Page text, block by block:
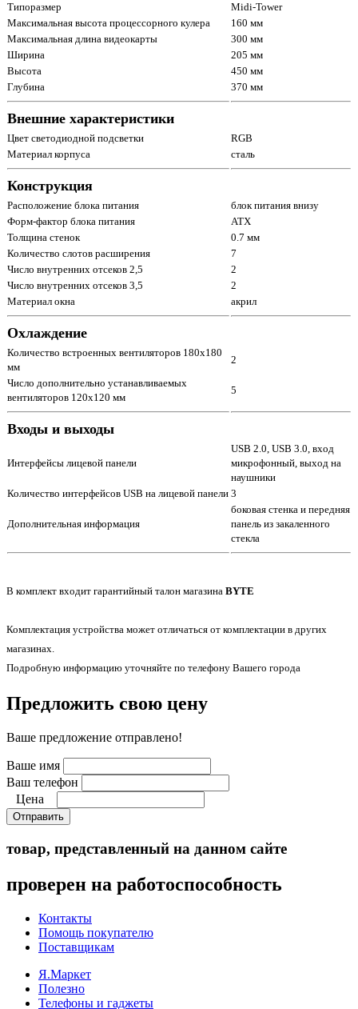
Типоразмер
Midi-Tower
Максимальная высота процессорного кулера
160 мм
Максимальная длина видеокарты
300 мм
Ширина
205 мм
Высота
450 мм
Глубина
370 мм
Внешние характеристики
Цвет светодиодной подсветки
RGB
Материал корпуса
сталь
Конструкция
Расположение блока питания
блок питания внизу
Форм-фактор блока питания
ATX
Толщина стенок
0.7 мм
Количество слотов расширения
7
Число внутренних отсеков 2,5
2
Число внутренних отсеков 3,5
2
Материал окна
акрил
Охлаждение
Количество встроенных вентиляторов 180x180
мм
2
Число дополнительно устанавливаемых
вентиляторов 120x120 мм
5
Входы и выходы
Интерфейсы лицевой панели
USB 2.0, USB 3.0, вход
микрофонный, выход на
наушники
Количество интерфейсов USB на лицевой панели 3
Дополнительная информация
боковая стенка и передняя
панель из закаленного
стекла
В комплект входит гарантийный талон магазина BYTE
Комплектация устройства может отличаться от комплектации в других
магазинах.
Подробную информацию уточняйте по телефону Вашего города
Предложить свою цену
Ваше предложение отправлено!
Ваше имя
Ваш телефон
Цена
Отправить
товар, представленный на данном сайте
проверен на работоспособность
Контакты
Помощь покупателю
Поставщикам
Я.Маркет
Полезно
Телефоны и гаджеты